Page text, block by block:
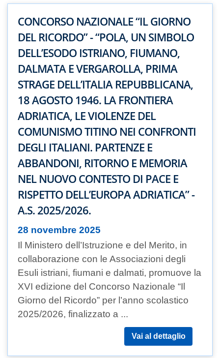
CONCORSO NAZIONALE “IL GIORNO
DEL RICORDO” - “POLA, UN SIMBOLO
DELL’ESODO ISTRIANO, FIUMANO,
DALMATA E VERGAROLLA, PRIMA
STRAGE DELL’ITALIA REPUBBLICANA,
18 AGOSTO 1946. LA FRONTIERA
ADRIATICA, LE VIOLENZE DEL
COMUNISMO TITINO NEI CONFRONTI
DEGLI ITALIANI. PARTENZE E
ABBANDONI, RITORNO E MEMORIA
NEL NUOVO CONTESTO DI PACE E
RISPETTO DELL’EUROPA ADRIATICA” -
A.S. 2025/2026.
28 novembre 2025
Il Ministero dell’Istruzione e del Merito, in
collaborazione con le Associazioni degli
Esuli istriani, fiumani e dalmati, promuove la
XVI edizione del Concorso Nazionale “Il
Giorno del Ricordo” per l’anno scolastico
2025/2026, finalizzato a ...
Vai al dettaglio